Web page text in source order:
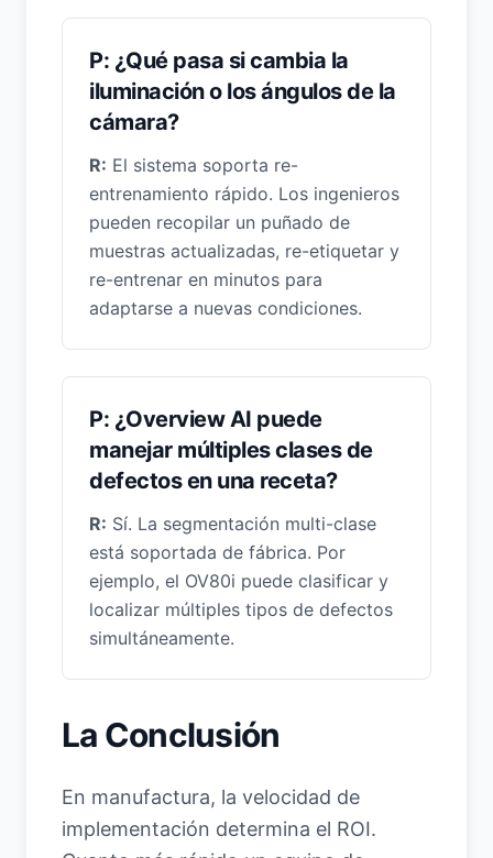
P: ¿Qué pasa si cambia la
iluminación o los ángulos de la
cámara?
R: El sistema soporta re-
entrenamiento rápido. Los ingenieros
pueden recopilar un puñado de
muestras actualizadas, re-etiquetar y
re-entrenar en minutos para
adaptarse a nuevas condiciones.
P: ¿Overview AI puede
manejar múltiples clases de
defectos en una receta?
R: Sí. La segmentación multi-clase
está soportada de fábrica. Por
ejemplo, el OV80i puede clasificar y
localizar múltiples tipos de defectos
simultáneamente.
La Conclusión
En manufactura, la velocidad de
implementación determina el ROI.